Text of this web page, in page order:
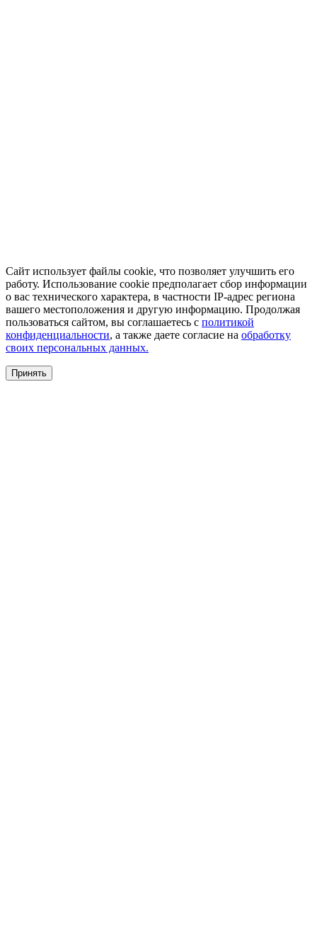
Сайт использует файлы cookie, что позволяет улучшить его
работу. Использование cookie предполагает сбор информации
о вас технического характера, в частности IP-адрес региона
вашего местоположения и другую информацию. Продолжая
пользоваться сайтом, вы соглашаетесь с политикой
конфиденциальности, а также даете согласие на обработку
своих персональных данных.
Принять